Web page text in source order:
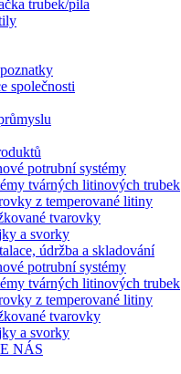
trubek/pila
společnosti
potrubní systémy
tvárných litinových trubek
z temperované litiny
tvarovky
a svorky
údržba a skladování
potrubní systémy
tvárných litinových trubek
z temperované litiny
tvarovky
a svorky
NÁS